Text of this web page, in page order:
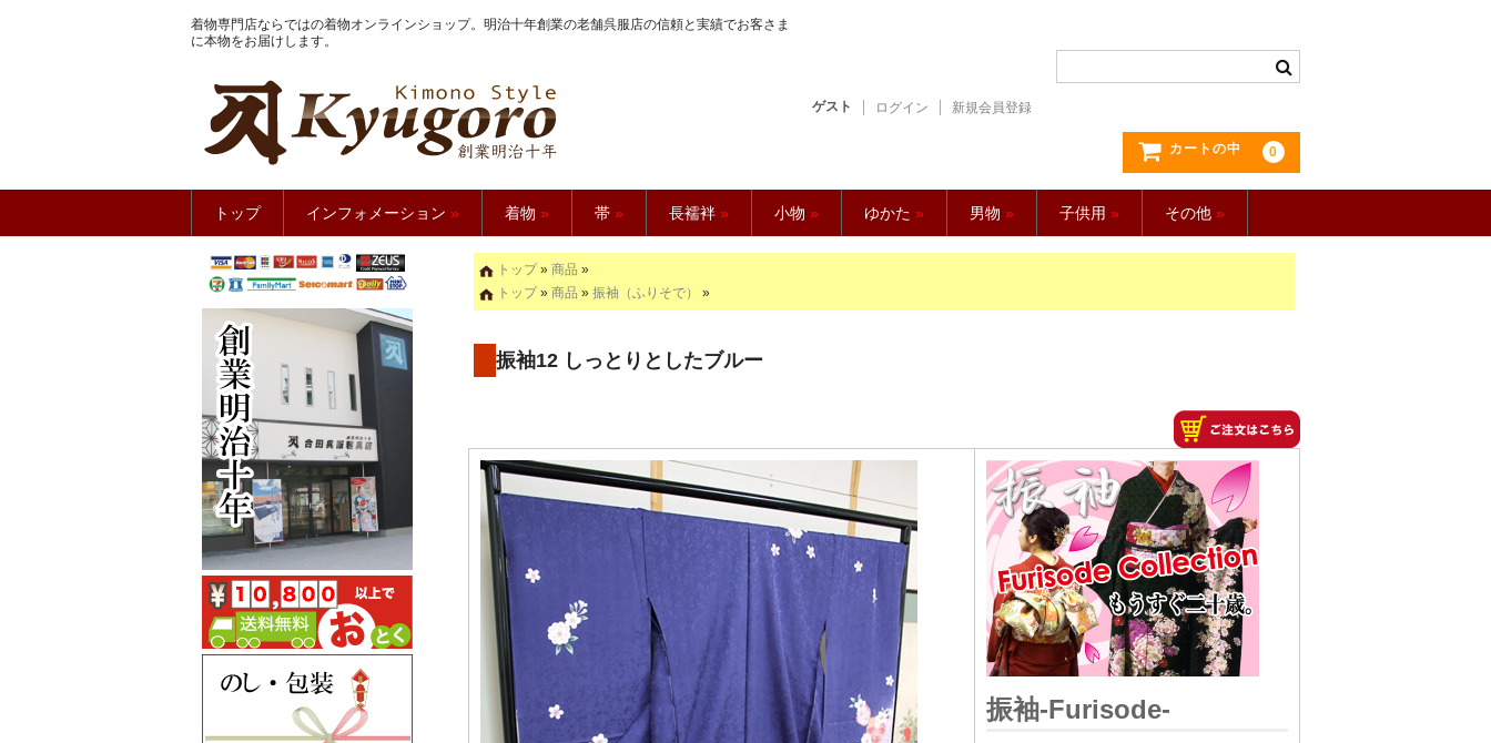
着物専門店ならではの着物オンラインショップ。明治十年創業の老舗呉服店の信頼と実績でお客さま
に本物をお届けします。
きもの館【久五郎】
ゲスト ログイン 新規会員登録
カートの中 0
トップ インフォメーション » 着物 » 帯 » 長襦袢 » 小物 » ゆかた » 男物 » 子供用 » その他 »
トップ» 商品 »
トップ» 商品 » 振袖（ふりそで） »
振袖12 しっとりとしたブルー
振袖-Furisode-